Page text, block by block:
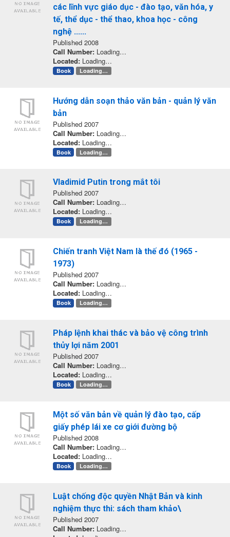
các lĩnh vực giáo dục - đào tạo, văn hóa, y
tế, thể dục - thể thao, khoa học - công
nghệ ......
Published 2008
Call Number: Loading…
Located: Loading…
Book Loading…
Hướng dẫn soạn thảo văn bản - quản lý văn
bản
Published 2007
Call Number: Loading…
Located: Loading…
Book Loading…
Vladimid Putin trong mắt tôi
Published 2007
Call Number: Loading…
Located: Loading…
Book Loading…
Chiến tranh Việt Nam là thế đó (1965 -
1973)
Published 2007
Call Number: Loading…
Located: Loading…
Book Loading…
Pháp lệnh khai thác và bảo vệ công trình
thủy lợi năm 2001
Published 2007
Call Number: Loading…
Located: Loading…
Book Loading…
Một số văn bản về quản lý đào tạo, cấp
giấy phép lái xe cơ giới đường bộ
Published 2008
Call Number: Loading…
Located: Loading…
Book Loading…
Luật chống độc quyền Nhật Bản và kinh
nghiệm thực thi: sách tham khảo\
Published 2007
Call Number: Loading…